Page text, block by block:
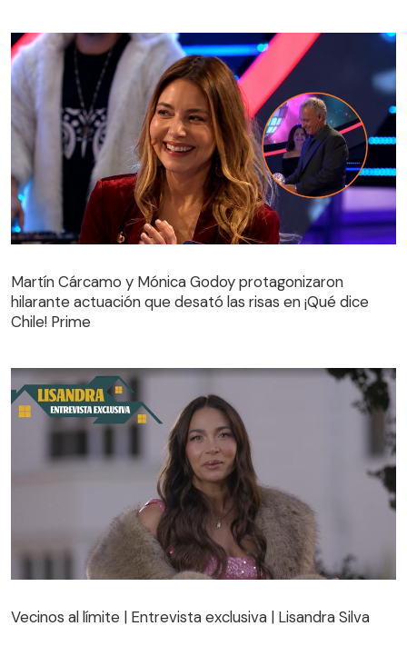
hilarante actuación que desató las risas en ¡Qué dice
Chile! Prime
Martín Cárcamo y Mónica Godoy protagonizaron
hilarante actuación que desató las risas en ¡Qué dice
Chile! Prime
Vecinos al límite | Entrevista exclusiva | Lisandra Silva